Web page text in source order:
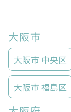
大阪市
大阪市 中央区
大阪市 福島区